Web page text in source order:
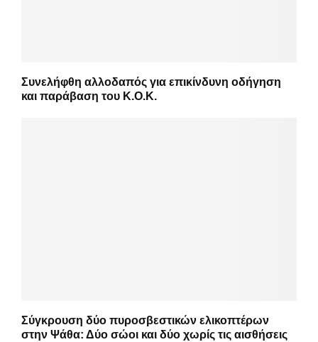
Συνελήφθη αλλοδαπός για επικίνδυνη οδήγηση
και παράβαση του Κ.Ο.Κ.
Σύγκρουση δύο πυροσβεστικών ελικοπτέρων
στην Ψάθα: Δύο σώοι και δύο χωρίς τις αισθήσεις